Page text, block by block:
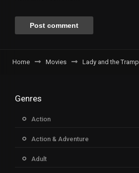
Home Movies Lady and the Tramp
Genres
Action
Action & Adventure
Adult